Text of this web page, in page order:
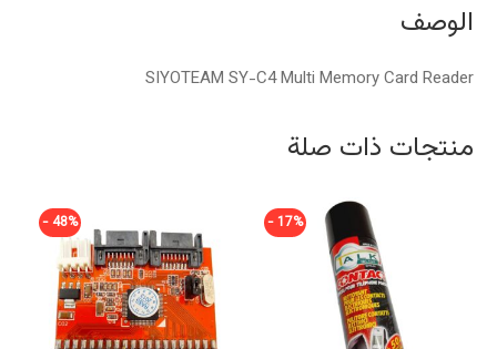
الوصف
SIYOTEAM SY-C4 Multi Memory Card Reader
منتجات ذات صلة
17% -
48% -